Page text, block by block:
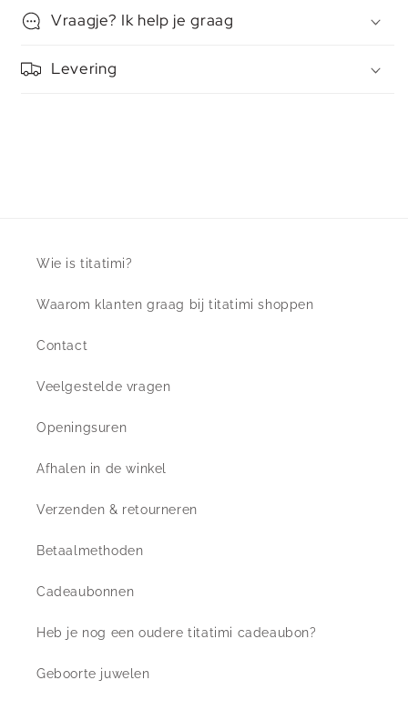
Vraagje? Ik help je graag
Levering
Wie is titatimi?
Waarom klanten graag bij titatimi shoppen
Contact
Veelgestelde vragen
Openingsuren
Afhalen in de winkel
Verzenden & retourneren
Betaalmethoden
Cadeaubonnen
Heb je nog een oudere titatimi cadeaubon?
Geboorte juwelen